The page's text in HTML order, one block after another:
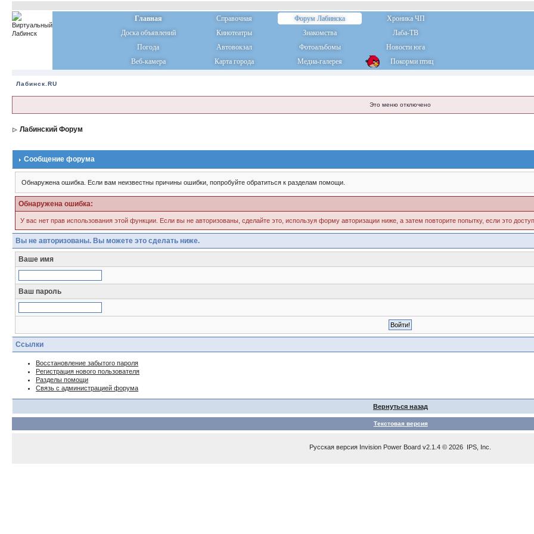
Главная Справочная Форум Лабинска
Хроника ЧП
Доска объявлений
Кинотеатры Знакомства
Лаба-ТВ
Погода
Автовокзал Фотоальбомы
Новости юга
Веб-камера
Карта города Медиа-галерея Покорми птиц
Лабинск.RU
Это меню отключено
Лабинский Форум
Сообщение форума
Обнаружена ошибка. Если вам неизвестны причины ошибки, попробуйте обратиться к разделам помощи.
Обнаружена ошибка:
У вас нет прав использования этой функции. Если вы не авторизованы, сделайте это, используя форму авторизации ниже, а затем повторите попытку, если это
Вы не авторизованы. Вы можете это сделать ниже.
Ваше имя
Ваш пароль
Ссылки
Восстановление забытого пароля
Регистрация нового пользователя
Разделы помощи
Связь с администрацией форума
Вернуться назад
Текстовая версия
Русская версия Invision Power Board v2.1.4 © 2026 IPS, Inc.